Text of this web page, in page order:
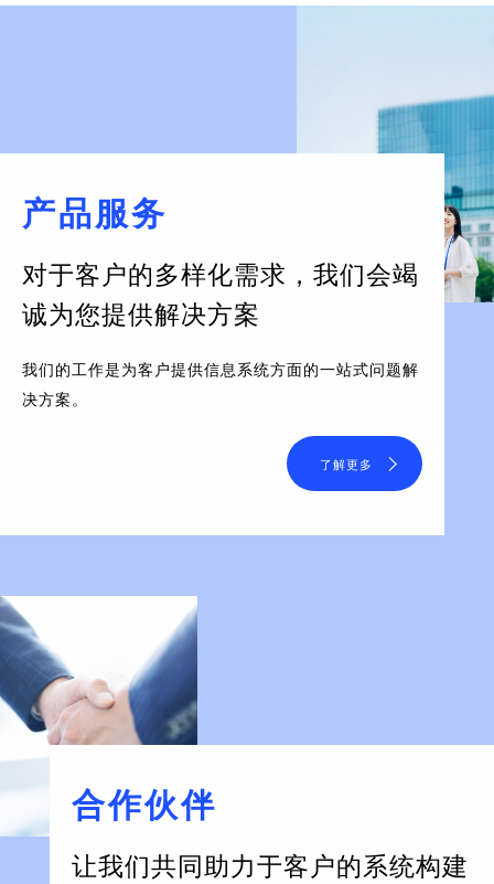
产品服务
对于客户的多样化需求， 我们会竭
诚为您提供解决方案
我们的工作是为客户提供信息系统方面的一站式问题解
决方案。
了解更多
合作伙伴
让我们共同助力于客户的系统构建